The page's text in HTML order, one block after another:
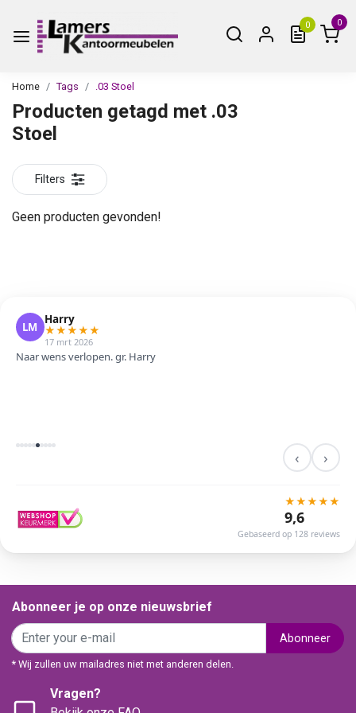
0 0
Home Tags .03 Stoel
Producten getagd met .03
Stoel
Filters
Geen producten gevonden!
LM
Harry
★★★★★
17 mrt 2026
Naar wens verlopen. gr. Harry
‹ ›
★★★★★
9,6
Gebaseerd op 128 reviews
Abonneer je op onze nieuwsbrief
Abonneer
* Wij zullen uw mailadres niet met anderen delen.
Vragen?